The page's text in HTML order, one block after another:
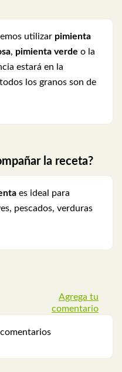
utilizar pimienta
, pimienta verde o la
estará en la
los granos son de
la receta?
es ideal para
pescados, verduras
Agrega tu
comentario